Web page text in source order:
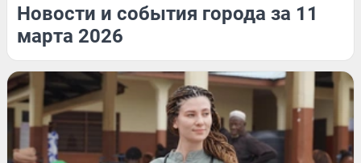
Новости и события города за 11
марта 2026